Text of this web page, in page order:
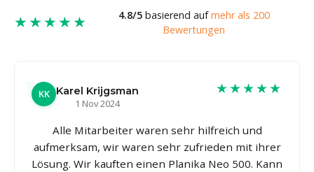
★★★★★ 4.8/5basierend aufmehr als 200
Bewertungen
KK Karel Krijgsman
1 Nov 2024
★★★★★
Alle Mitarbeiter waren sehr hilfreich und
aufmerksam, wir waren sehr zufrieden mit ihrer
Lösung. Wir kauften einen Planika Neo 500. Kann